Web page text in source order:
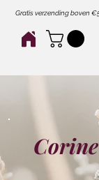
Gratis verzending boven